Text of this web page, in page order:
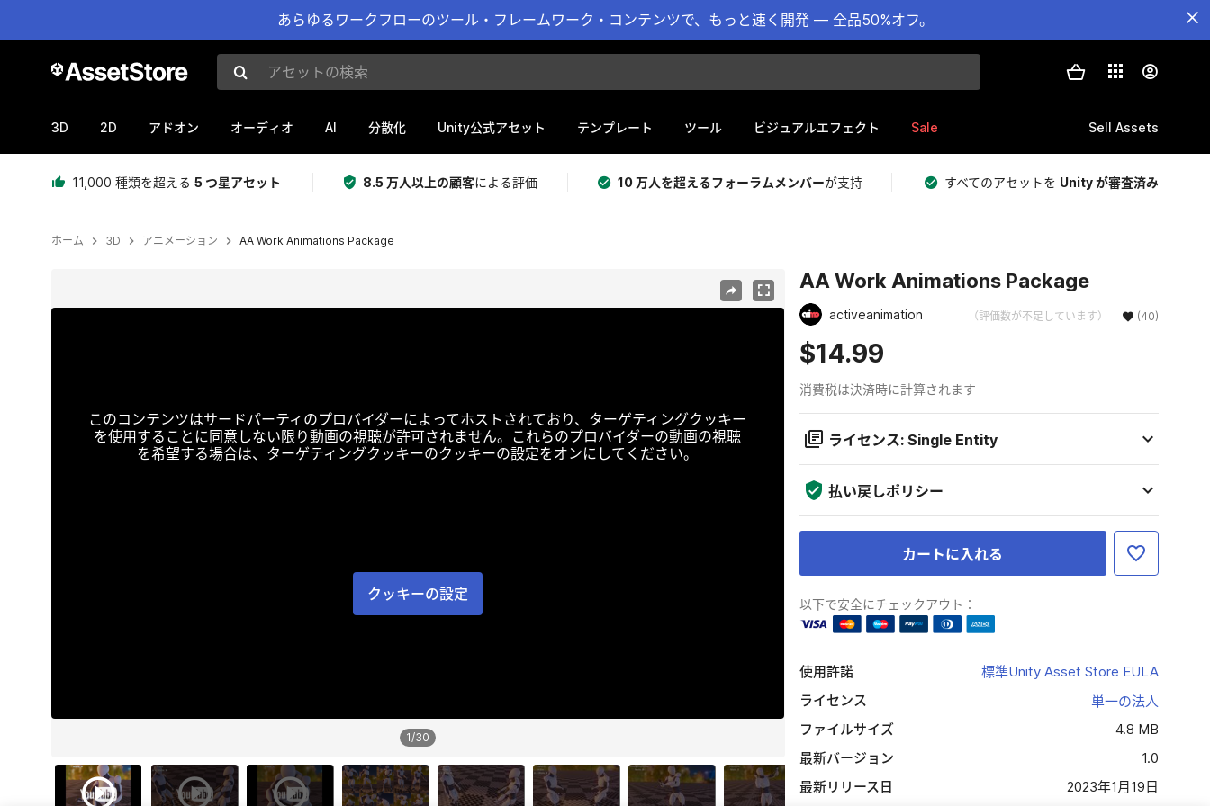
あらゆるワークフローのツール・フレームワーク・コンテンツで、もっと速く開発 — 全品50%オフ。
アセットの検索
3D 2D アドオン オーディオ AI 分散化 Unity公式アセット テンプレート ツール ビジュアルエフェクト Sale Sell Assets
11,000 種類を超える 5 つ星アセット 8.5 万人以上の顧客による評価 10 万人を超えるフォーラムメンバーが支持 すべてのアセットを Unity が審査済み
ホーム 3D アニメーション AA Work Animations Package
このコンテンツはサードパーティのプロバイダーによってホストされており、ターゲティングクッキー
を使用することに同意しない限り動画の視聴が許可されません。これらのプロバイダーの動画の視聴
を希望する場合は、ターゲティングクッキーのクッキーの設定をオンにしてください。
クッキーの設定
1/30
AA Work Animations Package
activeanimation （評価数が不足しています） (40)
$14.99
消費税は決済時に計算されます
ライセンス: Single Entity
払い戻しポリシー
カートに入れる
以下で安全にチェックアウト：
使用許諾
標準Unity Asset Store EULA
ライセンス
単一の法人
ファイルサイズ
4.8 MB
最新バージョン
1.0
最新リリース日
2023年1月19日